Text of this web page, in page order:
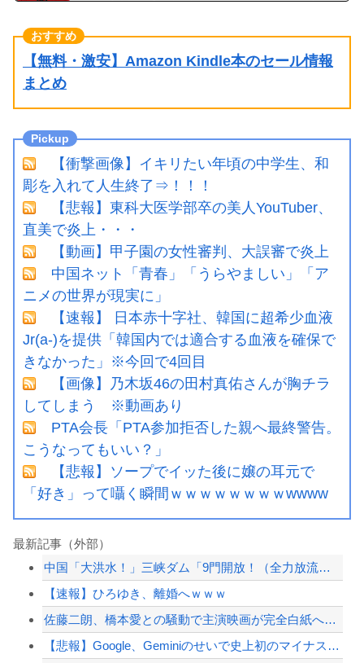
【無料・激安】Amazon Kindle本のセール情報
まとめ
【衝撃画像】イキリたい年頃の中学生、和
彫を入れて人生終了⇒！！！
【悲報】東科大医学部卒の美人YouTuber、
直美で炎上・・・
【動画】甲子園の女性審判、大誤審で炎上
中国ネット「青春」「うらやましい」「ア
ニメの世界が現実に」
【速報】 日本赤十字社、韓国に超希少血液
Jr(a-)を提供「韓国内では適合する血液を確保で
きなかった」※今回で4回目
【画像】乃木坂46の田村真佑さんが胸チラ
してしまう ※動画あり
PTA会長「PTA参加拒否した親へ最終警告。
こうなってもいい？」
【悲報】ソープでイッた後に嬢の耳元で
「好き」って囁く瞬間ｗｗｗｗｗｗｗｗwwww
最新記事（外部）
中国「大洪水！」三峡ダム「9門開放！（全力放流」中国都市「三峡沿線の道路水没」中...
【速報】ひろゆき、離婚へｗｗｗ
佐藤二朗、橋本愛との騒動で主演映画が完全白紙へｗｗｗｗｗ
【悲報】Google、Geminiのせいで史上初のマイナスキャッシュフローに陥る